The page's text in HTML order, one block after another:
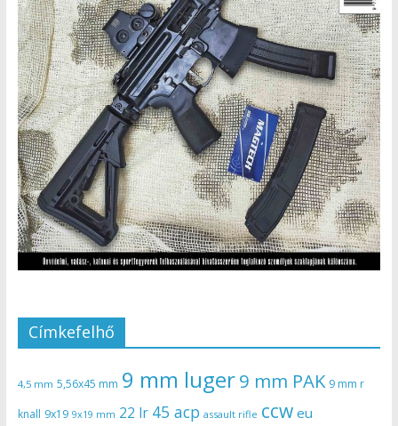
Címkefelhő
4,5 mm 5,56x45 mm 9 mm luger9 mm PAK 9 mm r
knall 9x19 9x19 mm 22 lr 45 acp assault rifle ccw eu